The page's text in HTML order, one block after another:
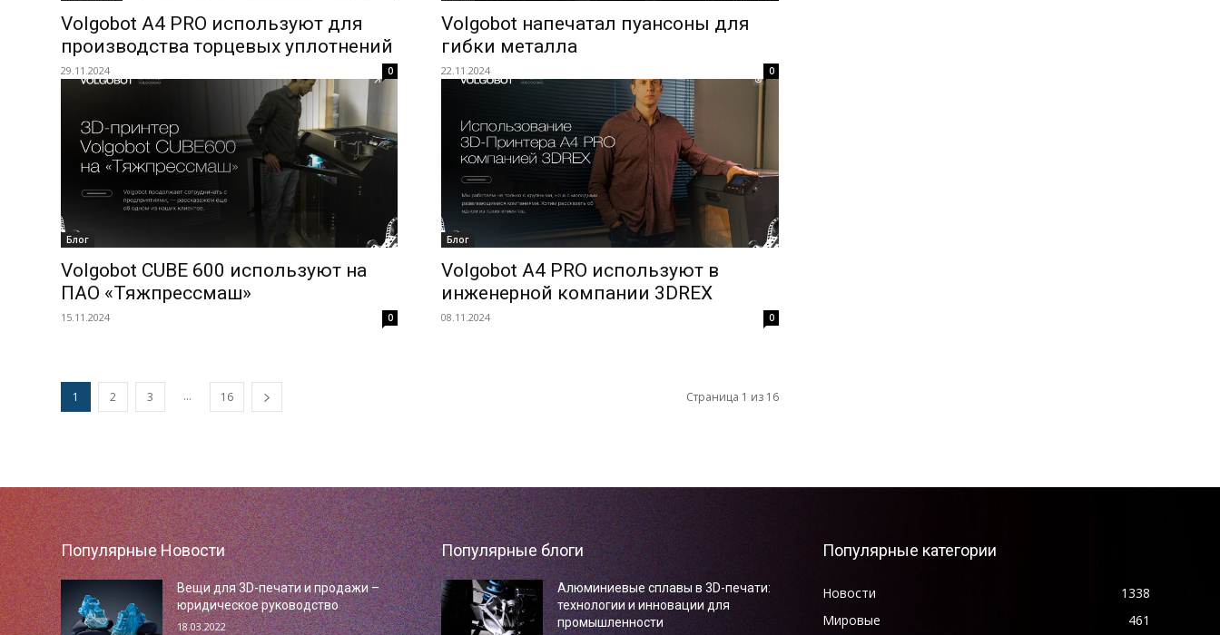
Volgobot A4 PRO используют для
производства торцевых уплотнений
29.11.2024 0
Volgobot напечатал пуансоны для
гибки металла
22.11.2024 0
Блог
Volgobot CUBE 600 используют на
ПАО «Тяжпрессмаш»
15.11.2024 0
Блог
Volgobot A4 PRO используют в
инженерной компании 3DREX
08.11.2024 0
1 2 3 ... 16 Страница 1 из 16
Популярные Новости
Вещи для 3D-печати и продажи –
юридическое руководство
18.03.2022
Популярные блоги
Алюминиевые сплавы в 3D-печати:
технологии и инновации для
промышленности
Популярные категории
Новости
1338
Мировые
461